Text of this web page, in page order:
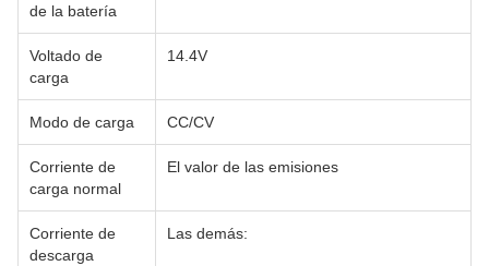
de la batería
Voltado de
carga
14.4V
Modo de carga CC/CV
Corriente de
carga normal
El valor de las emisiones
Corriente de
descarga
Las demás: